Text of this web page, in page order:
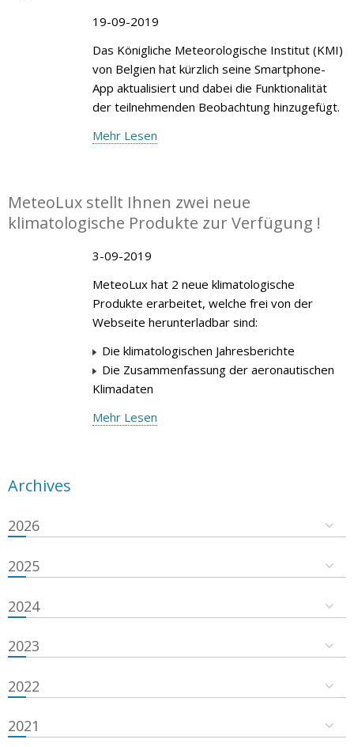
19-09-2019
Das Königliche Meteorologische Institut (KMI)
von Belgien hat kürzlich seine Smartphone-
App aktualisiert und dabei die Funktionalität
der teilnehmenden Beobachtung hinzugefügt.
Mehr Lesen
MeteoLux stellt Ihnen zwei neue
klimatologische Produkte zur Verfügung !
3-09-2019
MeteoLux hat 2 neue klimatologische
Produkte erarbeitet, welche frei von der
Webseite herunterladbar sind:
Die klimatologischen Jahresberichte
Die Zusammenfassung der aeronautischen
Klimadaten
Mehr Lesen
Archives
2026
2025
2024
2023
2022
2021